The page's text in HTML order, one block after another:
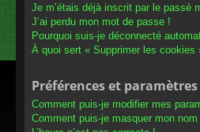
Je m’étais déjà inscrit par le passé
J’ai perdu mon mot de passe !
Pourquoi suis-je déconnecté
À quoi sert « Supprimer les cookies
Préférences et
Comment puis-je modifier mes
Comment puis-je masquer mon